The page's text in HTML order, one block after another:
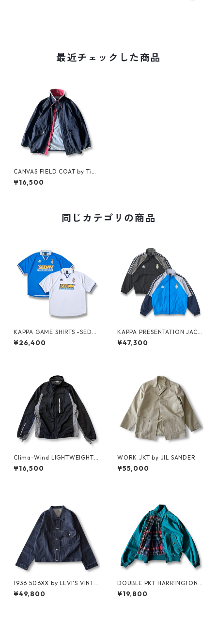
最近チェックした商品
CANVAS FIELD COAT by Tim
berland
¥16,500
同じカテゴリの商品
KAPPA GAME SHIRTS -SEDA
N ALL-PURPOSE-
¥26,400
KAPPA PRESENTATION JACK
ET -SEDAN ALL-PURPOSE-
¥47,300
Clima-Wind LIGHTWEIGHT J
KT by SALOMON
¥16,500
WORK JKT by JIL SANDER
¥55,000
1936 506XX by LEVI'S VINTA
GE GLOTHING NO-WASH
¥49,800
DOUBLE PKT HARRINGTON J
KT by LANDS'END
¥19,800